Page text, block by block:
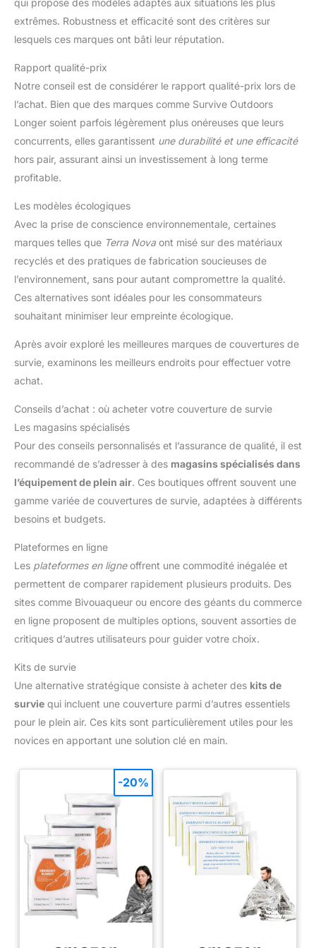
qui propose des modèles adaptés aux situations les plus
extrêmes. Robustness et efficacité sont des critères sur
lesquels ces marques ont bâti leur réputation.
Rapport qualité-prix
Notre conseil est de considérer le rapport qualité-prix lors de
l’achat. Bien que des marques comme Survive Outdoors
Longer soient parfois légèrement plus onéreuses que leurs
concurrents, elles garantissent une durabilité et une efficacité
hors pair, assurant ainsi un investissement à long terme
profitable.
Les modèles écologiques
Avec la prise de conscience environnementale, certaines
marques telles que Terra Nova ont misé sur des matériaux
recyclés et des pratiques de fabrication soucieuses de
l’environnement, sans pour autant compromettre la qualité.
Ces alternatives sont idéales pour les consommateurs
souhaitant minimiser leur empreinte écologique.
Après avoir exploré les meilleures marques de couvertures de
survie, examinons les meilleurs endroits pour effectuer votre
achat.
Conseils d’achat : où acheter votre couverture de survie
Les magasins spécialisés
Pour des conseils personnalisés et l’assurance de qualité, il est
recommandé de s’adresser à des magasins spécialisés dans
l’équipement de plein air. Ces boutiques offrent souvent une
gamme variée de couvertures de survie, adaptées à différents
besoins et budgets.
Plateformes en ligne
Les plateformes en ligneoffrent une commodité inégalée et
permettent de comparer rapidement plusieurs produits. Des
sites comme Bivouaqueur ou encore des géants du commerce
en ligne proposent de multiples options, souvent assorties de
critiques d’autres utilisateurs pour guider votre choix.
Kits de survie
Une alternative stratégique consiste à acheter des kits de
survie qui incluent une couverture parmi d’autres essentiels
pour le plein air. Ces kits sont particulièrement utiles pour les
novices en apportant une solution clé en main.
-20%